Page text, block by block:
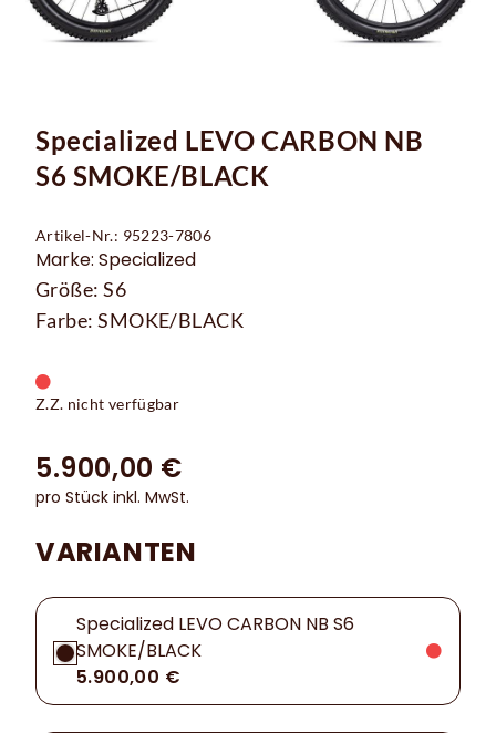
Specialized LEVO CARBON NB
S6 SMOKE/BLACK
Artikel-Nr.: 95223-7806
Marke: Specialized
Größe: S6
Farbe: SMOKE/BLACK
Z.Z. nicht verfügbar
5.900,00 €
pro Stück inkl. MwSt.
VARIANTEN
Specialized LEVO CARBON NB S6
SMOKE/BLACK
5.900,00 €